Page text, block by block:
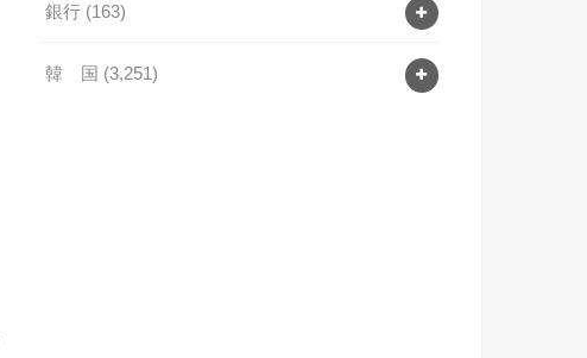
銀行 (163)
韓 国 (3,251)